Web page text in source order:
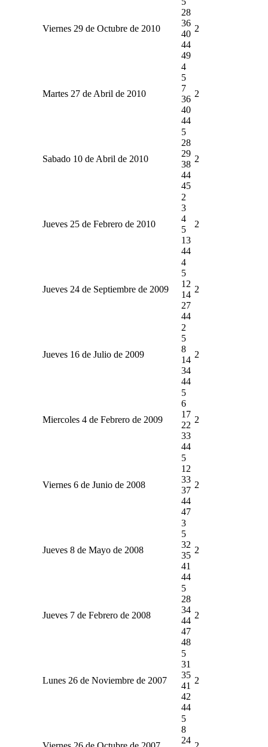
Viernes 29 de Octubre de 2010
28
36
40
44
49
2
Martes 27 de Abril de 2010
4
5
7
36
40
44
2
Sabado 10 de Abril de 2010
5
28
29
38
44
45
2
Jueves 25 de Febrero de 2010
2
3
4
5
13
44
2
Jueves 24 de Septiembre de 2009
4
5
12
14
27
44
2
Jueves 16 de Julio de 2009
2
5
8
14
34
44
2
Miercoles 4 de Febrero de 2009
5
6
17
22
33
44
2
Viernes 6 de Junio de 2008
5
12
33
37
44
47
2
Jueves 8 de Mayo de 2008
3
5
32
35
41
44
2
Jueves 7 de Febrero de 2008
5
28
34
44
47
48
2
Lunes 26 de Noviembre de 2007
5
31
35
41
42
44
2
5
8
24